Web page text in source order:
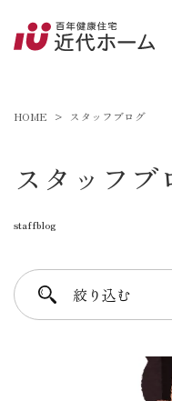
HOME スタッフブログ
スタッフブ
staffblog
絞り込む
進士 芳：FREE
千葉 徳義：Nori’s